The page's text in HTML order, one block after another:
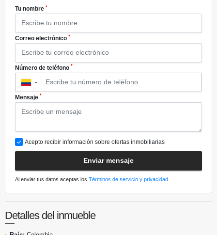
Tu nombre *
Correo electrónico *
Número de teléfono *
▼
Mensaje *
Acepto recibir información sobre ofertas inmobiliarias
Enviar mensaje
Al enviar tus datos aceptas los Términos de servicio y privacidad
Detalles del inmueble